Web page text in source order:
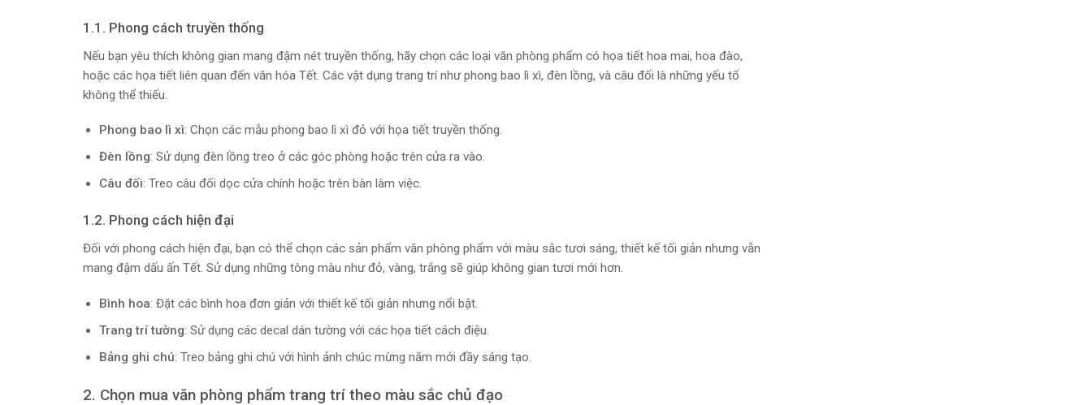
1.1. Phong cách truyền thống
Nếu bạn yêu thích không gian mang đậm nét truyền thống, hãy chọn các loại văn phòng phẩm có họa tiết hoa mai, hoa đào,
hoặc các họa tiết liên quan đến văn hóa Tết. Các vật dụng trang trí như phong bao lì xì, đèn lồng, và câu đối là những yếu tố
không thể thiếu.
Phong bao lì xì: Chọn các mẫu phong bao lì xì đỏ với họa tiết truyền thống.
Đèn lồng: Sử dụng đèn lồng treo ở các góc phòng hoặc trên cửa ra vào.
Câu đối: Treo câu đối dọc cửa chính hoặc trên bàn làm việc.
1.2. Phong cách hiện đại
Đối với phong cách hiện đại, bạn có thể chọn các sản phẩm văn phòng phẩm với màu sắc tươi sáng, thiết kế tối giản nhưng vẫn
mang đậm dấu ấn Tết. Sử dụng những tông màu như đỏ, vàng, trắng sẽ giúp không gian tươi mới hơn.
Bình hoa: Đặt các bình hoa đơn giản với thiết kế tối giản nhưng nổi bật.
Trang trí tường: Sử dụng các decal dán tường với các họa tiết cách điệu.
Bảng ghi chú: Treo bảng ghi chú với hình ảnh chúc mừng năm mới đầy sáng tạo.
2. Chọn mua văn phòng phẩm trang trí theo màu sắc chủ đạo